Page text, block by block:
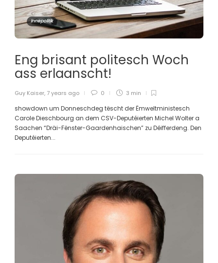
Innepolitik
Eng brisant politesch Woch
ass erlaanscht!
Guy Kaiser, 7 years ago 0 3 min
showdown um Donneschdeg tëscht der Ëmweltministesch
Carole Dieschbourg an dem CSV-Deputéierten Michel Wolter a
Saachen “Dräi-Fënster-Gaardenhaischen” zu Déifferdeng. Den
Deputéierten...